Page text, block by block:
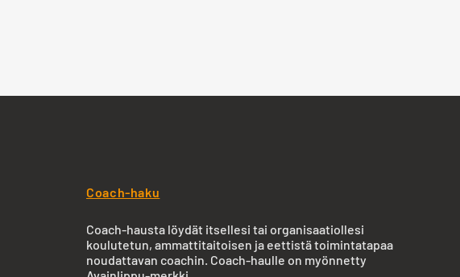
Coach-haku
Coach-hausta löydät itsellesi tai organisaatiollesi
koulutetun, ammattitaitoisen ja eettistä toimintatapaa
noudattavan coachin. Coach-haulle on myönnetty